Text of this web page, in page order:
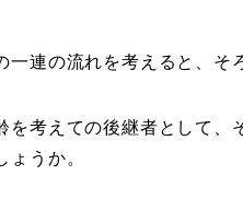
一連の流れを考えると、そ
を考えての後継者として
ょうか。